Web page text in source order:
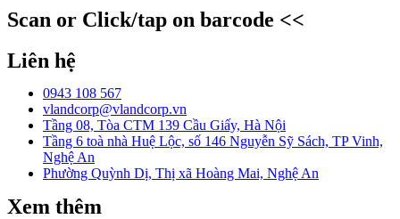
Scan or Click/tap on barcode <<
Liên hệ
0943 108 567
vlandcorp@vlandcorp.vn
Tầng 08, Tòa CTM 139 Cầu Giấy, Hà Nội
Tầng 6 toà nhà Huệ Lộc, số 146 Nguyễn Sỹ Sách, TP Vinh,
Nghệ An
Phường Quỳnh Dị, Thị xã Hoàng Mai, Nghệ An
Xem thêm